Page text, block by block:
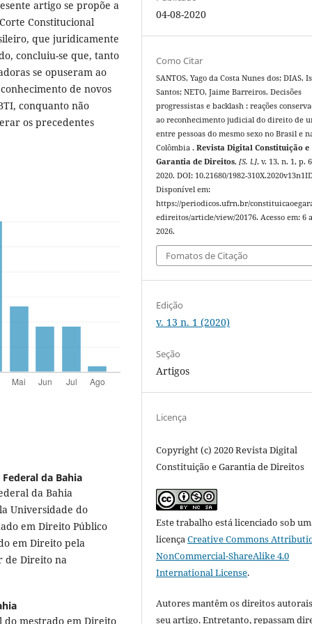
artigo se propõe a
Constitucional
que juridicamente
concluiu-se que, tanto
se opuseram ao
de novos
conquanto não
os precedentes
da Bahia
da Bahia
Universidade do
em Direito Público
em Direito pela
de Direito na
do mestrado em Direito
04-08-2020
Como Citar
SANTOS, Yago da Costa Nunes dos; DIAS,
Santos; NETO, Jaime Barreiros. Decisões
progressistas e backlash : reações
ao reconhecimento judicial do direito de
entre pessoas do mesmo sexo no Brasil e
Colômbia .Revista Digital Constituição e
Garantia de Direitos,[S. l.], v. 13, n. 1, p.
2020. DOI: 10.21680/1982-
Disponível em:
https://periodicos.ufrn.br/
edireitos/article/view/20176. Acesso em: 6
2026.
Fomatos de Citação
Edição
v. 13 n. 1 (2020)
Seção
Artigos
Licença
Copyright (c) 2020 Revista Digital
Constituição e Garantia de Direitos
Este trabalho está licenciado sob
licençaCreative Commons
NonCommercial-ShareAlike 4.0
International License.
Autores mantêm os direitos
seu artigo. Entretanto, repassam